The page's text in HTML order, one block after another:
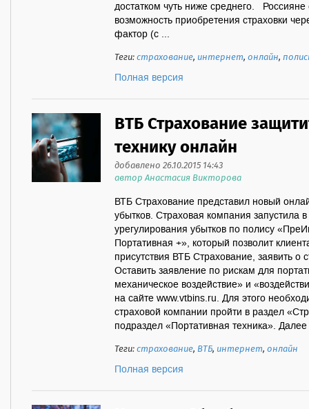
достатком чуть ниже среднего.
возможность приобретения страховки
фактор (с ...
Теги:страхование, интернет,онлайн,
Полная версия
ВТБ Страхование
технику онлайн
добавлено 26.10.2015 14:43
автор Анастасия Викторова
ВТБ Страхование представил новый
убытков. Страховая компания запустила
урегулирования убытков по полису
Портативная +», который позволит
присутствия ВТБ Страхование, заявить
Оставить заявление по рискам для
механическое воздействие» и
на сайте www.vtbins.ru. Для этого
страховой компании пройти в раздел
подраздел «Портативная техника».
Теги:страхование, ВТБ, интернет,онлайн
Полная версия